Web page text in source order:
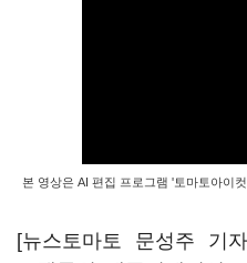
본 영상은 AI 편집 프로그램 '토마토아이
[뉴스토마토 문성주 기